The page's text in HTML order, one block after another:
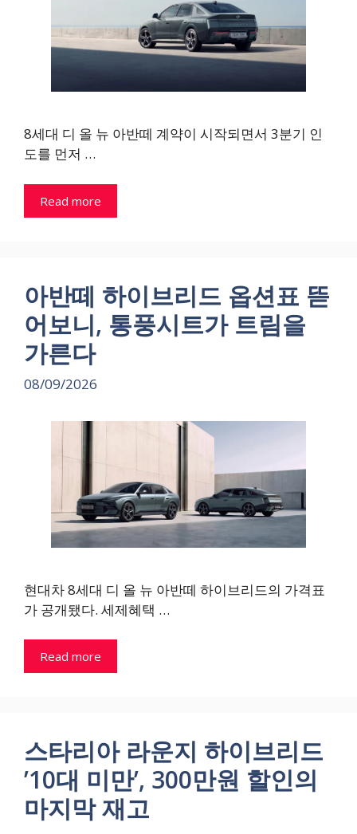
8세대 디 올 뉴 아반떼 계약이 시작되면서 3분기 인
도를 먼저 …
Read more
아반떼 하이브리드 옵션표 뜯
어보니, 통풍시트가 트림을
가른다
08/09/2026
현대차 8세대 디 올 뉴 아반떼 하이브리드의 가격표
가 공개됐다. 세제혜택 …
Read more
스타리아 라운지 하이브리드
’10대 미만’, 300만원 할인의
마지막 재고